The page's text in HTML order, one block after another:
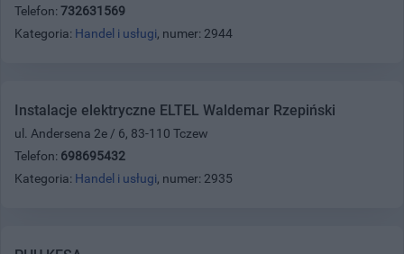
Telefon: 732631569
Kategoria: Handel i usługi, numer: 2944
Instalacje elektryczne ELTEL Waldemar Rzepiński
ul. Andersena 2e / 6, 83-110 Tczew
Telefon: 698695432
Kategoria: Handel i usługi, numer: 2935